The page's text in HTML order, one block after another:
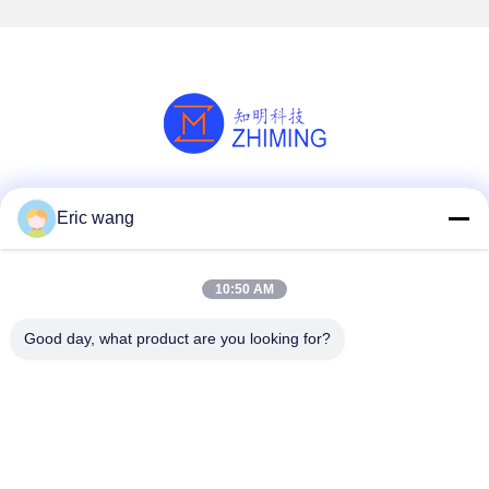
Telefone
Eric wang
10:50 AM
Good day, what product are you looking for?